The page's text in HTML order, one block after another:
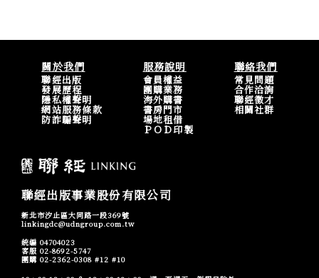
關於我們
聯經出版
發展歷程
隱私權聲明
網站服務條款
防詐騙聲明
服務說明
會員權益
團購業務
海外購書
書房門市
場地租借
ＰＯＤ印製
聯絡我們
常見問題
合作洽詢
聯經徵才
相關社群
聯經出版事業股份有限公司
新北市汐止區大同路一段369號
linkingdc@udngroup.com.tw
統編 04704023
客服 02-8692-5747
團購 02-2362-0308 #12 #10